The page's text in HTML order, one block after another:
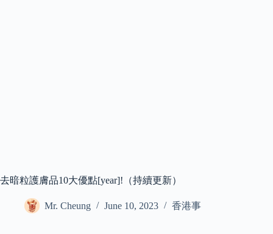
去暗粒護膚品10大優點[year]!（持續更新）
Mr. Cheung June 10, 2023 香港事